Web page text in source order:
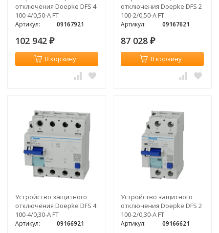
отключения Doepke DFS 4
100-4/0,50-A FT
Артикул: 09167921
102 942 ₽
В корзину
отключения Doepke DFS 2
100-2/0,50-A FT
Артикул: 09167621
87 028 ₽
В корзину
Устройство защитного
отключения Doepke DFS 4
100-4/0,30-A FT
Артикул: 09166921
Устройство защитного
отключения Doepke DFS 2
100-2/0,30-A FT
Артикул: 09166621